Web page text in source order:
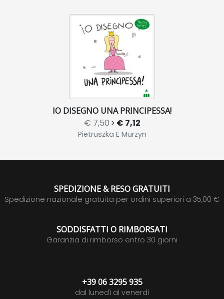
IO DISEGNO UNA PRINCIPESSA!
€ 7,50 € 7,12
Pietruszka E Murzyn
SPEDIZIONE & RESO GRATUITI
Spedizione nazionale gratuita per ordini superiori a 35,00 €
SODDISFATTI O RIMBORSATI
Garanzia di rimborso entro 30 giorni
+39 06 3295 935
dal lunedì al venerdì